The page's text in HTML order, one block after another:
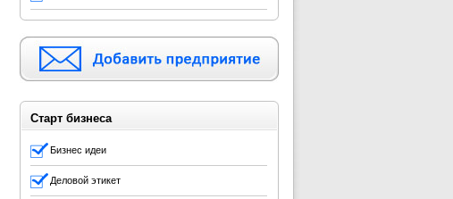
Старт бизнеса
Бизнес идеи
Деловой этикет